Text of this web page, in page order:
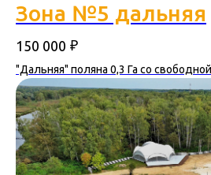
Зона №5 дальняя
150 000 ₽
"Дальняя" поляна 0,3 Га со